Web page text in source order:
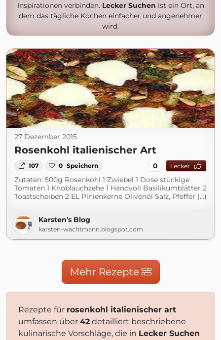
Inspirationen verbinden. Lecker Suchen ist ein Ort, an
dem das tägliche Kochen einfacher und angenehmer
wird.
27 Dezember 2015
Rosenkohl italienischer Art
107 0 Speichern 0 Lecker
Zutaten: 500g Rosenkohl 1 Zwiebel 1 Dose stückige
Tomaten 1 Knoblauchzehe 1 Handvoll Basilikumblätter 2
Toastscheiben 2 EL Pinienkerne Olivenöl Salz, Pfeffer (...)
Karsten's Blog
karsten-wachtmann.blogspot.com
Mehr Rezepte
Rezepte für rosenkohl italienischer art
umfassen über 42 detailliert beschriebene
kulinarische Vorschläge, die in Lecker Suchen